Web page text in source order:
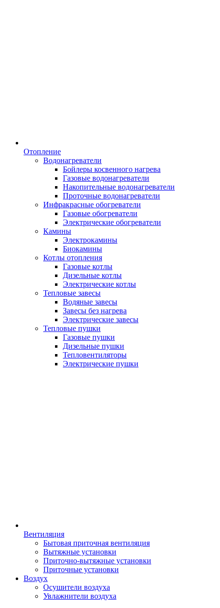
Отопление
Водонагреватели
Бойлеры косвенного нагрева
Газовые водонагреватели
Накопительные водонагреватели
Проточные водонагреватели
Инфракрасные обогреватели
Газовые обогреватели
Электрические обогреватели
Камины
Электрокамины
Биокамины
Котлы отопления
Газовые котлы
Дизельные котлы
Электрические котлы
Тепловые завесы
Водяные завесы
Завесы без нагрева
Электрические завесы
Тепловые пушки
Газовые пушки
Дизельные пушки
Тепловентиляторы
Электрические пушки
Вентиляция
Бытовая приточная вентиляция
Вытяжные установки
Приточно-вытяжные установки
Приточные установки
Воздух
Осушители воздуха
Увлажнители воздуха